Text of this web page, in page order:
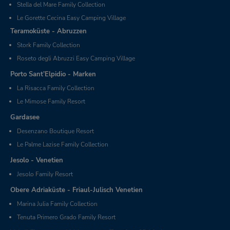
Stella del Mare Family Collection
Le Gorette Cecina Easy Camping Village
Teramoküste - Abruzzen
Stork Family Collection
Roseto degli Abruzzi Easy Camping Village
Porto Sant’Elpidio - Marken
La Risacca Family Collection
Le Mimose Family Resort
Gardasee
Desenzano Boutique Resort
Le Palme Lazise Family Collection
Jesolo - Venetien
Jesolo Family Resort
Obere Adriaküste - Friaul-Julisch Venetien
Marina Julia Family Collection
Tenuta Primero Grado Family Resort